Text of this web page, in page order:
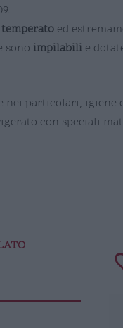
ed
sono impilabili e
nei particolari,
con speciali